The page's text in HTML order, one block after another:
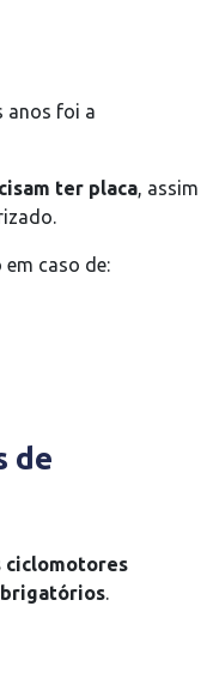
anos foi a
ter placa, assim
caso de:
de
ciclomotores
.